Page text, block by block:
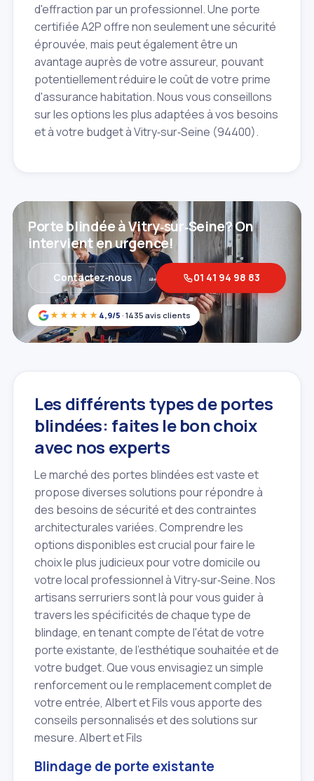
d'effraction par un professionnel. Une porte
certifiée A2P offre non seulement une sécurité
éprouvée, mais peut également être un
avantage auprès de votre assureur, pouvant
potentiellement réduire le coût de votre prime
d'assurance habitation. Nous vous conseillons
sur les options les plus adaptées à vos besoins
et à votre budget à Vitry‑sur‑Seine (94400).
★★★★★ 4,9/5 · 1435 avis clients
Porte blindée à Vitry‑sur‑Seine? On
intervient en urgence!
Contactez‑nous 01 41 94 98 83
Les différents types de portes
blindées: faites le bon choix
avec nos experts
Le marché des portes blindées est vaste et
propose diverses solutions pour répondre à
des besoins de sécurité et des contraintes
architecturales variées. Comprendre les
options disponibles est crucial pour faire le
choix le plus judicieux pour votre domicile ou
votre local professionnel à Vitry‑sur‑Seine. Nos
artisans serruriers sont là pour vous guider à
travers les spécificités de chaque type de
blindage, en tenant compte de l'état de votre
porte existante, de l'esthétique souhaitée et de
votre budget. Que vous envisagiez un simple
renforcement ou le remplacement complet de
votre entrée, Albert et Fils vous apporte des
conseils personnalisés et des solutions sur
mesure. Albert et Fils
Blindage de porte existante